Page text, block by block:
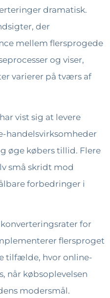
dramatisk.
der
mellem flersprogede
og viser,
varierer på tværs af
vist sig at levere
handelsvirksomheder
øge købers tillid. Flere
små skridt mod
forbedringer i
for
flersproget
tilfælde, hvor online-
når købsoplevelsen
modersmål.